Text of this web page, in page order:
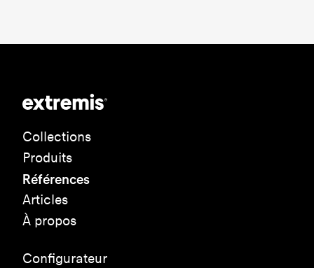
Collections
Produits
Références
Articles
À propos
Configurateur